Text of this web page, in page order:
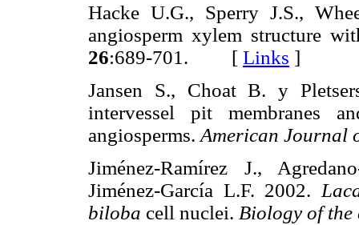
Hacke U.G., Sperry J.S.,
angiosperm xylem structure
26:689-701. [ Links ]
Jansen S., Choat B. y
intervessel pit membranes
angiosperms. American Journal
Jiménez-Ramírez J.,
Jiménez-García L.F. 2002.
biloba cell nuclei. Biology of the